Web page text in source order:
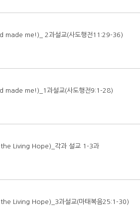
made me!)_ 2과설교(사도행전11:29-36)
made me!)_1과설교(사도행전9:1-28)
the Living Hope)_각과 설교 1-3과
the Living Hope)_3과설교(마태복음25:1-30)